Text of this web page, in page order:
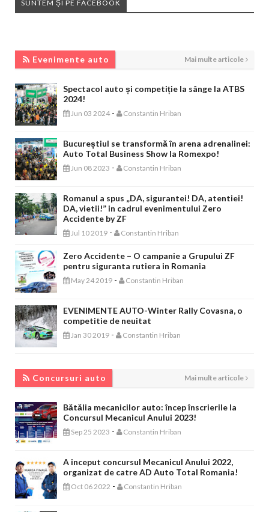
SUNTEM ȘI PE FACEBOOK
Evenimente auto Mai multe articole
Spectacol auto și competiție la sânge la ATBS
2024!
Jun 03 2024 - Constantin Hriban
Bucureștiul se transformă în arena adrenalinei:
Auto Total Business Show la Romexpo!
Jun 08 2023 - Constantin Hriban
Romanul a spus „DA, sigurantei! DA, atentiei!
DA, vietii!” in cadrul evenimentului Zero
Accidente by ZF
Jul 10 2019 - Constantin Hriban
Zero Accidente – O campanie a Grupului ZF
pentru siguranta rutiera in Romania
May 24 2019 - Constantin Hriban
EVENIMENTE AUTO-Winter Rally Covasna, o
competitie de neuitat
Jan 30 2019 - Constantin Hriban
Concursuri auto Mai multe articole
Bătălia mecanicilor auto: încep înscrierile la
Concursul Mecanicul Anului 2023!
Sep 25 2023 - Constantin Hriban
A inceput concursul Mecanicul Anului 2022,
organizat de catre AD Auto Total Romania!
Oct 06 2022 - Constantin Hriban